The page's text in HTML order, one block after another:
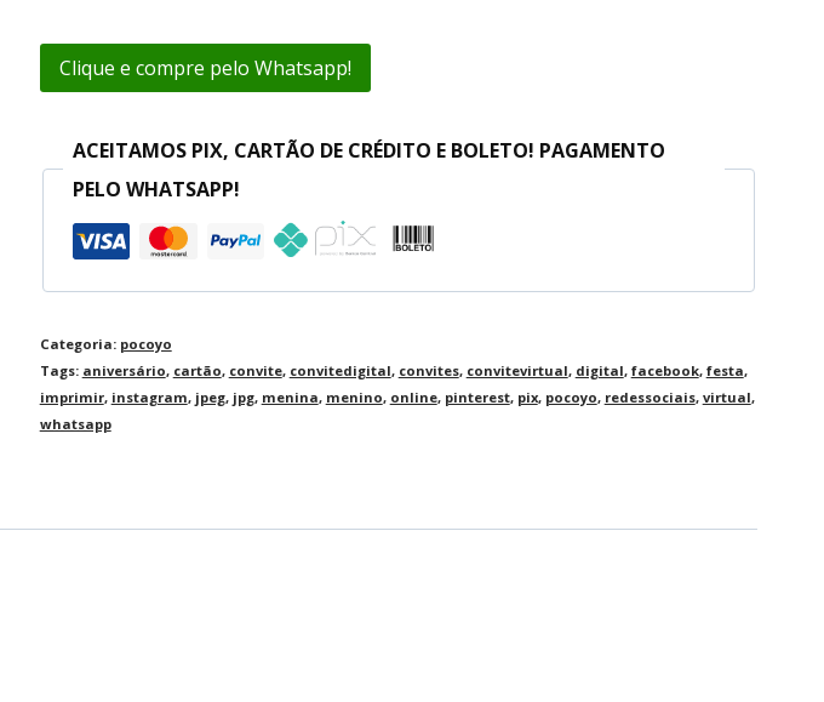
Clique e compre pelo Whatsapp!
ACEITAMOS PIX, CARTÃO DE CRÉDITO E BOLETO! PAGAMENTO
PELO WHATSAPP!
Categoria: pocoyo
Tags: aniversário, cartão, convite, convitedigital, convites, convitevirtual, digital, facebook, festa,
imprimir, instagram, jpeg, jpg, menina, menino, online, pinterest, pix, pocoyo, redessociais, virtual,
whatsapp